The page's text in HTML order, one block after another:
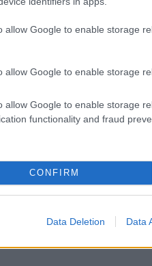
allow Google to enable storage
allow Google to enable storage
allow Google to enable storage
functionality and fraud
CONFIRM
Data Deletion Data
για την
που στοχεύει στη
από τα Στενά του
της Κίνας στην